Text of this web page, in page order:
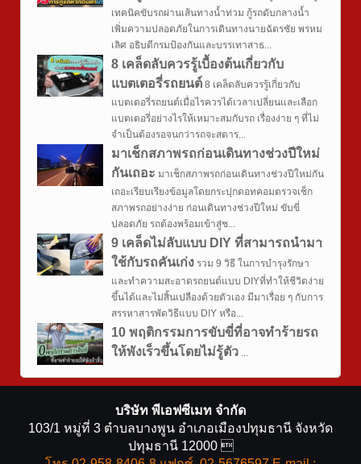
เทคนิคขับรถผ่านเส้นทางน้ำท่วม ​กู้รถดับกลางน้ำ​
เพิ่มความปลอดภัยในการเดินทางนายฉัตรชัย พรหม
เลิศ อธิบดีกรมป้องกันและบรรเทาสาธ...
8 เคล็ดลับควรรู้เบื้องต้นเกี่ยวกับ
แบตเตอรี่รถยนต์8 เคล็ดลับควรรู้เกี่ยวกับ
แบตเตอรี่รถยนต์เมื่อไรควรได้เวลาเปลี่ยนและเลือก
แบตเตอรี่อย่างไรให้เหมาะสมกับรถ เรื่องง่าย ๆ ที่ไม่
จำเป็นต้องรอจนกว่ารถจะสตาร...
มาเช็กสภาพรถก่อนเดินทางช่วงปีใหม่
กันเถอะ มาเช็กสภาพรถก่อนเดินทางช่วงปีใหม่กัน
เถอะเรียบเรียงข้อมูลโดยกระปุกดอทคอมตรวจเช็ก
สภาพรถอย่างง่าย ก่อนเดินทางช่วงปีใหม่ ขับขี่
ปลอดภัย รถต้องพร้อมเข้าสู่ช...
9 เคล็ดไม่ลับแบบ DIY ที่สามารถนำมา
ใช้กับรถคันเก่งรวม 9 วิธี ในการบำรุงรักษา
และทำความสะอาดรถยนต์แบบ DIYที่ทำให้ชีวิตง่าย
ขึ้นได้และไม่สิ้นเปลืองด้วยตัวเอง มีมาเรื่อย ๆ กับการ
สรรหาสารพัดวิธีแบบ DIY หรือ...
10 พฤติกรรมการขับขี่ที่อาจทำร้ายรถ
ให้พังเร็วขึ้นโดยไม่รู้ตัว...
บริษัท พีเอฟซีเมท จำกัด
103/1 หมู่ที่ 3 ตำบลบางพูน อำเภอเมืองปทุมธานี จังหวัด
ปทุมธานี 12000 